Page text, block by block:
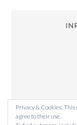
Privacy & Cookies: This
agree to their use.